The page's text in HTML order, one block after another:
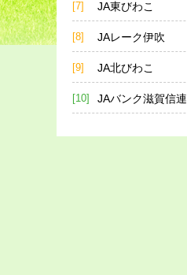
[7] JA東びわこ
[8] JAレーク伊吹
[9] JA北びわこ
[10] JAバンク滋賀信連